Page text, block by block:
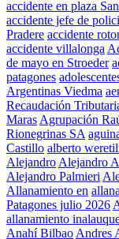
accidente en plaza
accidente jefe de
Pradere accidente
accidente villalonga
de mayo en Stroeder
patagones
Argentinas Viedma
Recaudación
Maras Agrupación
Rionegrinas SA
Castillo alberto
Alejandro Alejandro
Alejandro Palmieri
Allanamiento en
Patagones julio 2026
allanamiento
Anahí Bilbao Andres